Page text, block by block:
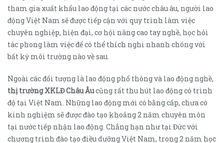
tham gia xuất khẩu lao động tại các nước châu âu, người lao
động Việt Nam sẽ được tiếp cận với quy trình làm việc
chuyên nghiệp, hiện đại, cơ hội nâng cao tay nghề, học hỏi
tác phong làm việc để có thể thích nghi nhanh chóng với
bất kỳ môi trường nào về sau.
Ngoài các đối tượng là lao động phổ thông và lao động nghề,
thị trường XKLĐ Châu Âucũng rất thu hút lao động có trình
độ tại Việt Nam. Những lao động mới có bằng cấp, chưa có
kinh nghiệm sẽ được đào tạo khoảng 2 năm chuyên môn
tại nước tiếp nhận lao động. Chẳng hạn như tại Đức với
chương trình đào tạo điều dưỡng Việt Nam, trong 2 năm học